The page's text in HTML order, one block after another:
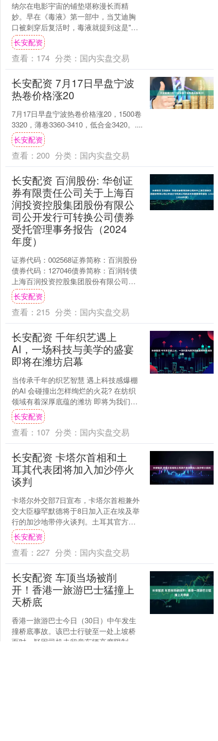
纳尔在电影宇宙的铺垫堪称漫长而精
妙。早在《毒液》第一部中，当艾迪胸
口被刺穿后复活时，毒液就提到这是"法
典"（Codex）的作用——这个看似随意
的设定在第三部揭晓....
长安配资
查看： 174 分类： 国内实盘交易
长安配资 7月17日早盘宁波
热卷价格涨20
7月17日早盘宁波热卷价格涨20，1500卷
3320，薄卷3360-3410，低合金3420。....
长安配资
查看： 200 分类： 国内实盘交易
长安配资 百润股份: 华创证
券有限责任公司关于上海百
润投资控股集团股份有限公
司公开发行可转换公司债券
受托管理事务报告（2024
年度）
证券代码：002568证券简称：百润股份
债券代码：127046债券简称：百润转债
上海百润投资控股集团股份有限公司公
开发行可转换公司债券受托管理事务报
告（2024....
长安配资
查看： 215 分类： 国内实盘交易
长安配资 千年织艺遇上
AI，一场科技与美学的盛宴
即将在潍坊启幕
当传承千年的织艺智慧 遇上科技感爆棚
的AI 会碰撞出怎样绚烂的火花? 在纺织
领域有着深厚底蕴的潍坊 即将为我们带
来一场震撼心灵的 科技与美学盛宴！ 从
曾经“九千....
长安配资
查看： 107 分类： 国内实盘交易
长安配资 卡塔尔首相和土
耳其代表团将加入加沙停火
谈判
卡塔尔外交部7日宣布，卡塔尔首相兼外
交大臣穆罕默德将于8日加入正在埃及举
行的加沙地带停火谈判。土耳其官方媒
体报道，土耳其代表团也将于8日加入谈
判。卡塔尔外交部发....
长安配资
查看： 227 分类： 国内实盘交易
长安配资 车顶当场被削
开！香港一旅游巴士猛撞上
天桥底
香港一旅游巴士今日（30日）中午发生
撞桥底事故。该巴士行驶至一处上坡桥
面时，疑因司机未留意车辆高度限制，